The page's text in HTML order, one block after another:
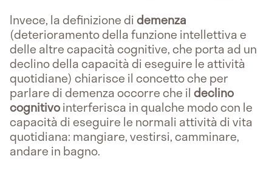
Invece, la definizione didemenza
(deterioramento della funzione intellettiva e
delle altre capacità cognitive, che porta ad un
declino della capacità di eseguire le attività
quotidiane) chiarisce il concetto che per
parlare di demenza occorre che il declino
cognitivointerferisca in qualche modo con le
capacità di eseguire le normali attività di vita
quotidiana: mangiare, vestirsi, camminare,
andare in bagno.